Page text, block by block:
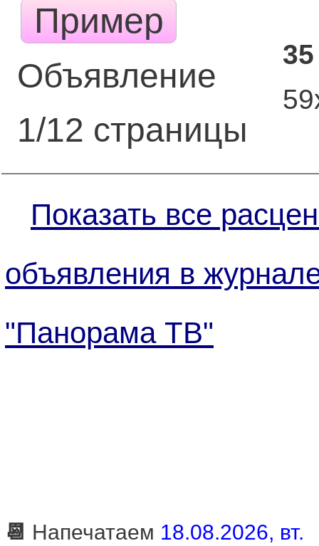
Пример
Объявление
1/12 страницы
Показать все
объявления в
"Панорама ТВ"
📆 Напечатаем 18.08.2026, вт.